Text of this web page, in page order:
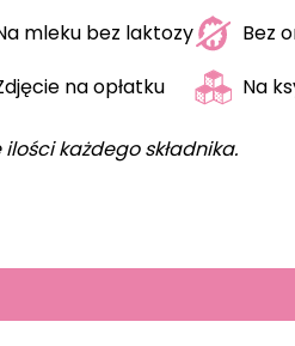
mleku bez laktozy
Bez
na opłatku Na
każdego składnika.